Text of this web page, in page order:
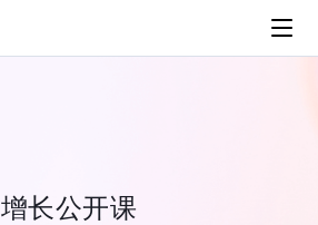
增长公开课